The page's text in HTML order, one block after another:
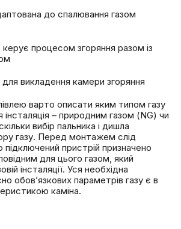
до спалювання газом
процесом згоряння разом із
для викладення камери згоряння
варто описати яким типом газу
– природним газом (NG) чи
вибір пальника і дишла
газу. Перед монтажем слід
пристрій призначено
для цього газом, який
інсталяції. Уся необхідна
обов’язкових параметрів газу є в
каміна.